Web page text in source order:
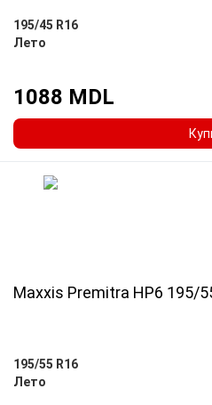
195/45 R16
Лето
1088 MDL
Maxxis Premitra HP6 195/
195/55 R16
Лето